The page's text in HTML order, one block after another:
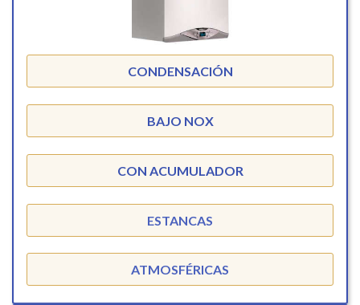
CONDENSACIÓN
BAJO NOX
CON ACUMULADOR
ESTANCAS
ATMOSFÉRICAS